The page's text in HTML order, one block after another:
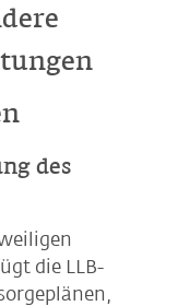
des
die LLB-